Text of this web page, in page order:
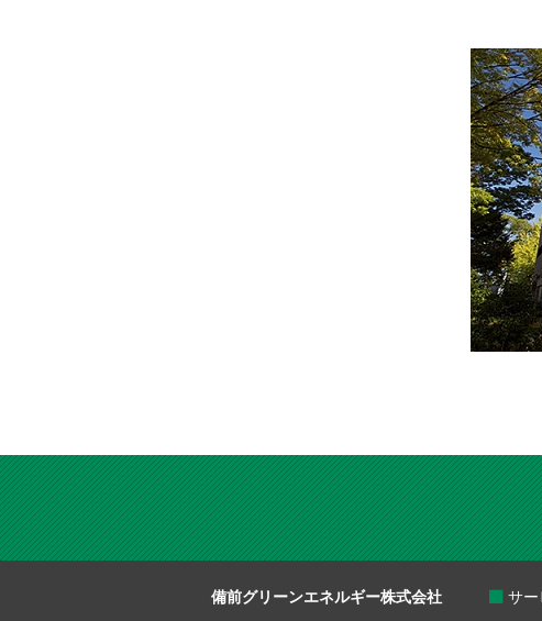
備前グリーンエネルギー株式会社 サー